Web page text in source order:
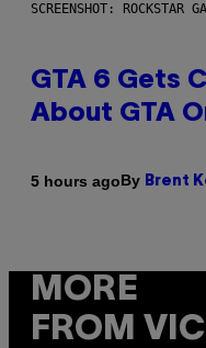
SCREENSHOT: ROCKSTAR
GTA 6 Gets
About GTA
5 hours agoBy Brent
MORE
FROM